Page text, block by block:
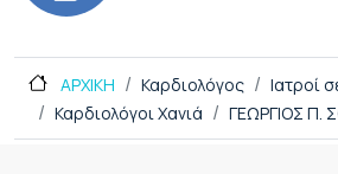
ΑΡΧΙΚΗ Καρδιολόγος
Ιατροί
Καρδιολόγοι Χανιά
ΓΕΩΡΓΙΟΣ Π.